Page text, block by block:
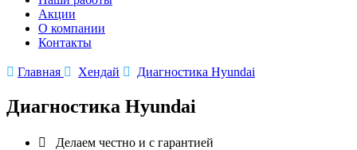
Акции
О компании
Контакты
 Главная  Хендай  Диагностика Hyundai
Диагностика Hyundai
 Делаем честно и с гарантией